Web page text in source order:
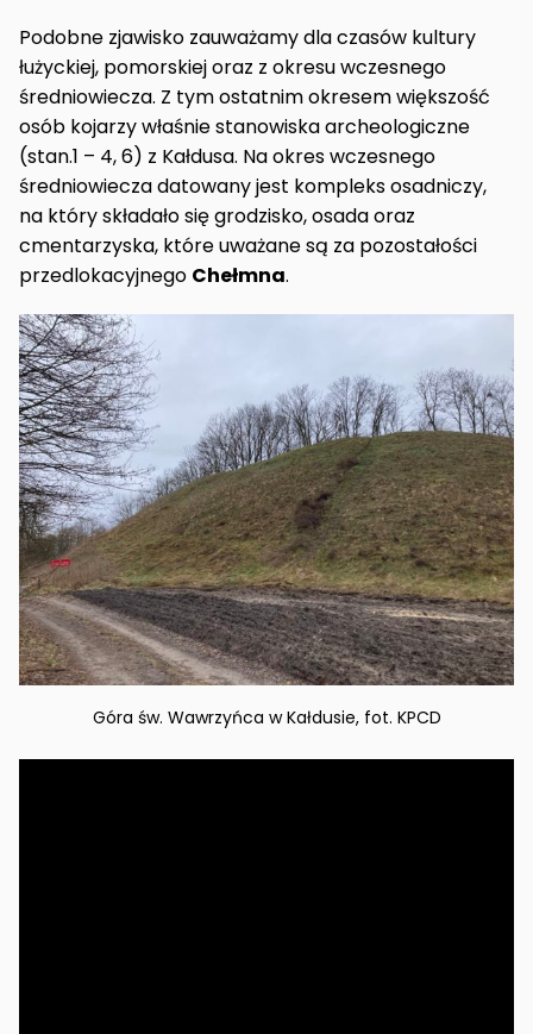
Podobne zjawisko zauważamy dla czasów kultury
łużyckiej, pomorskiej oraz z okresu wczesnego
średniowiecza. Z tym ostatnim okresem większość
osób kojarzy właśnie stanowiska archeologiczne
(stan.1 – 4, 6) z Kałdusa. Na okres wczesnego
średniowiecza datowany jest kompleks osadniczy,
na który składało się grodzisko, osada oraz
cmentarzyska, które uważane są za pozostałości
przedlokacyjnego Chełmna.
Góra św. Wawrzyńca w Kałdusie, fot. KPCD